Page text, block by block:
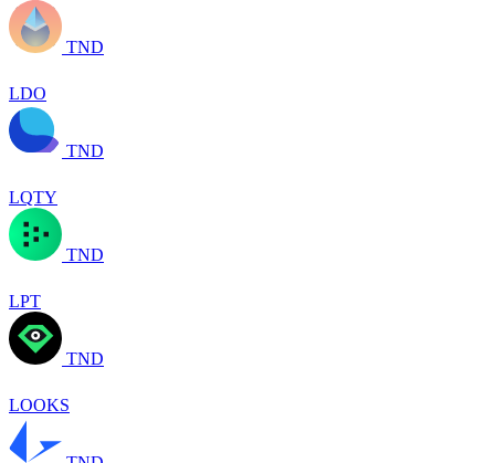
TND
LDO
TND
LQTY
TND
LPT
TND
LOOKS